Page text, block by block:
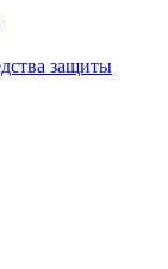
защиты